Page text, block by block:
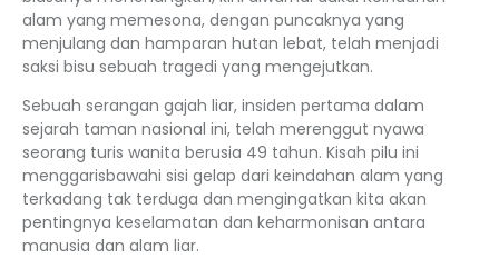
alam yang memesona, dengan puncaknya yang
menjulang dan hamparan hutan lebat, telah menjadi
saksi bisu sebuah tragedi yang mengejutkan.
Sebuah serangan gajah liar, insiden pertama dalam
sejarah taman nasional ini, telah merenggut nyawa
seorang turis wanita berusia 49 tahun. Kisah pilu ini
menggarisbawahi sisi gelap dari keindahan alam yang
terkadang tak terduga dan mengingatkan kita akan
pentingnya keselamatan dan keharmonisan antara
manusia dan alam liar.